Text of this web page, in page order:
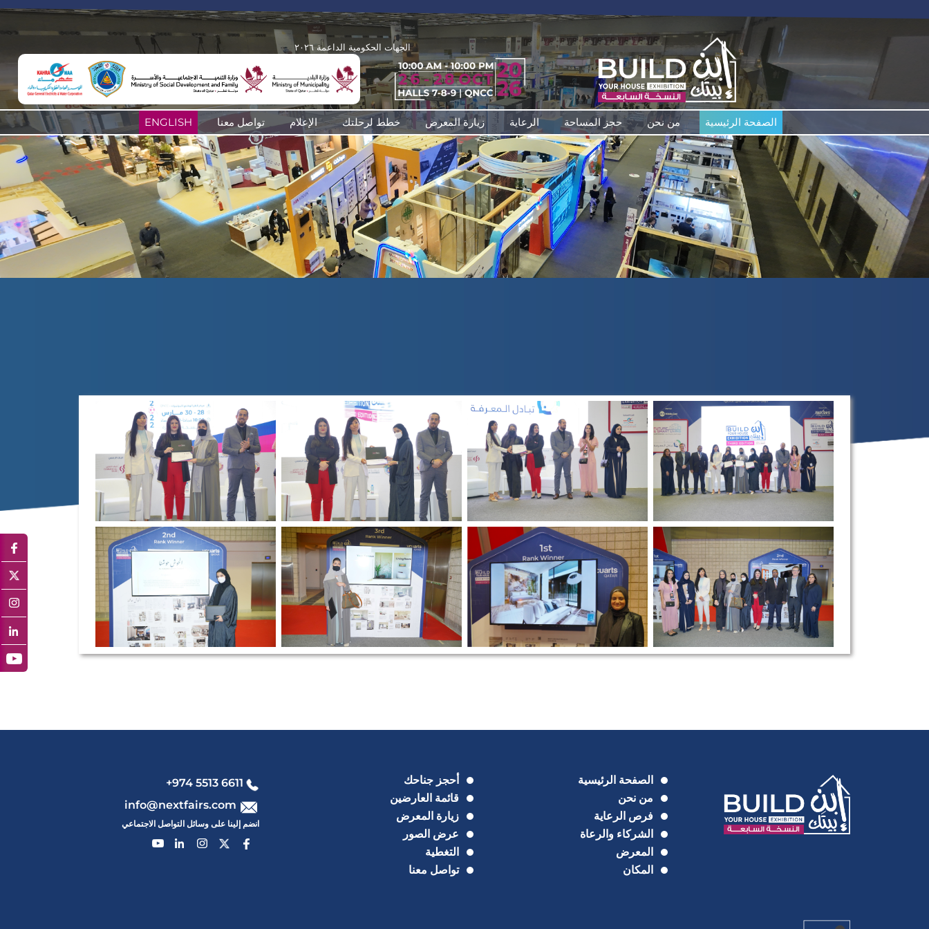
الجهات الحكومية الداعمة ٢٠٢٦
الصفحة الرئيسية من نحن حجز المساحة الرعاية زيارة المعرض خطط لرحلتك الإعلام تواصل معنا ENGLISH
الصفحة الرئيسية
من نحن
فرص الرعاية
الشركاء والرعاة
المعرض
المكان
أحجز جناحك
قائمة العارضين
زيارة المعرض
عرض الصور
التغطية
تواصل معنا
+974 5513 6611
info@nextfairs.com
انضم إلينا على وسائل التواصل الاجتماعي